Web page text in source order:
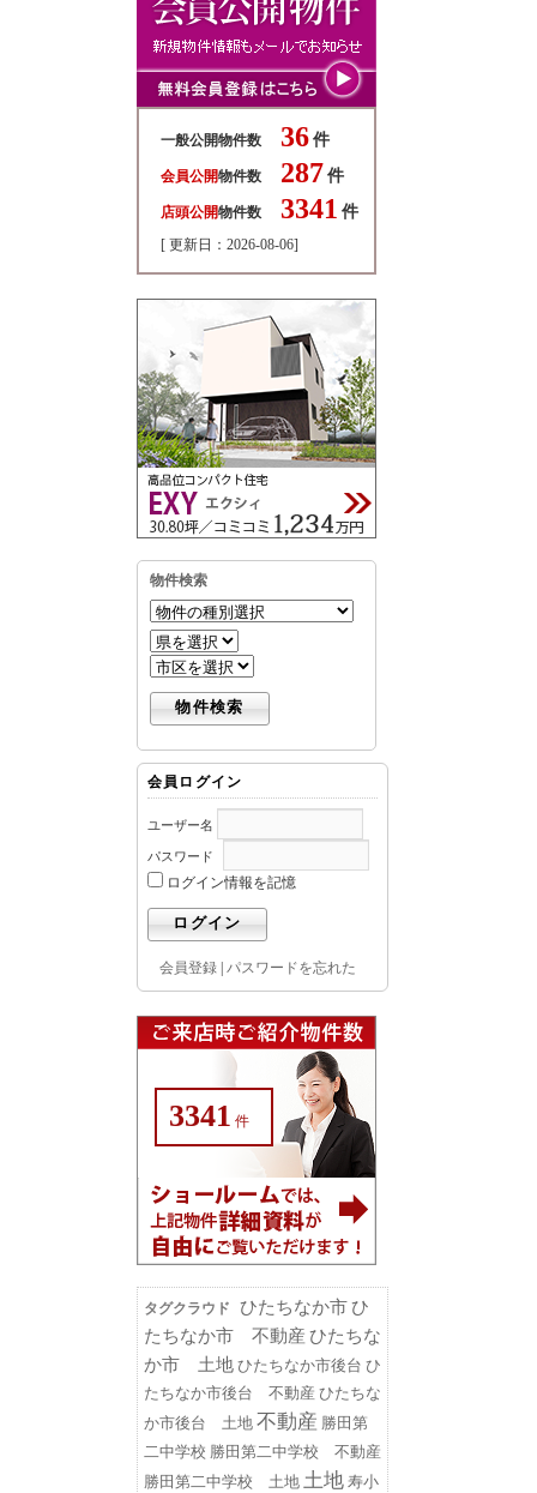
一般公開物件数 36 件
会員公開物件数 287 件
店頭公開物件数 3341 件
[ 更新日：2026-08-06]
物件検索
会員ログイン
ユーザー名
パスワード
ログイン情報を記憶
会員登録 | パスワードを忘れた
3341 件
タグクラウド ひたちなか市ひ
たちなか市 不動産 ひたちな
か市 土地 ひたちなか市後台 ひ
たちなか市後台 不動産 ひたちな
か市後台 土地 不動産 勝田第
二中学校 勝田第二中学校 不動産
勝田第二中学校 土地 土地 寿小